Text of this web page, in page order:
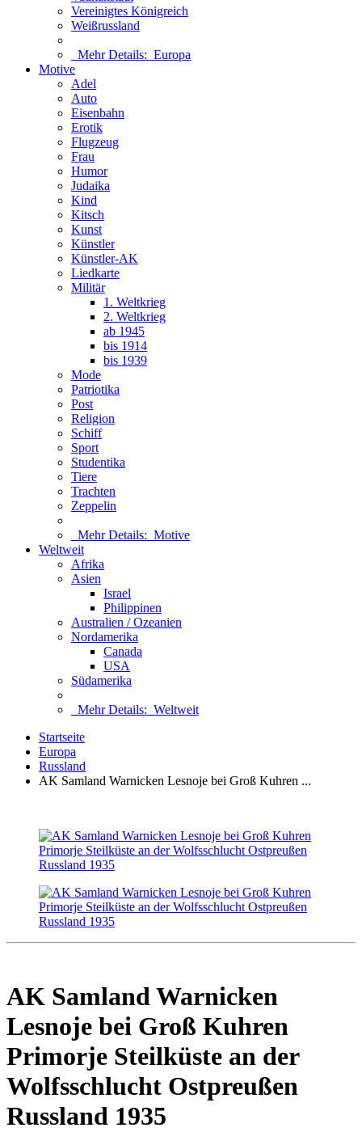
Vereinigtes Königreich
Weißrussland
Mehr Details: Europa
Motive
Adel
Auto
Eisenbahn
Erotik
Flugzeug
Frau
Humor
Judaika
Kind
Kitsch
Kunst
Künstler
Künstler-AK
Liedkarte
Militär
1. Weltkrieg
2. Weltkrieg
ab 1945
bis 1914
bis 1939
Mode
Patriotika
Post
Religion
Schiff
Sport
Studentika
Tiere
Trachten
Zeppelin
Mehr Details: Motive
Weltweit
Afrika
Asien
Israel
Philippinen
Australien / Ozeanien
Nordamerika
Canada
USA
Südamerika
Mehr Details: Weltweit
Startseite
Europa
Russland
AK Samland Warnicken Lesnoje bei Groß Kuhren ...
AK Samland Warnicken
Lesnoje bei Groß Kuhren
Primorje Steilküste an der
Wolfsschlucht Ostpreußen
Russland 1935